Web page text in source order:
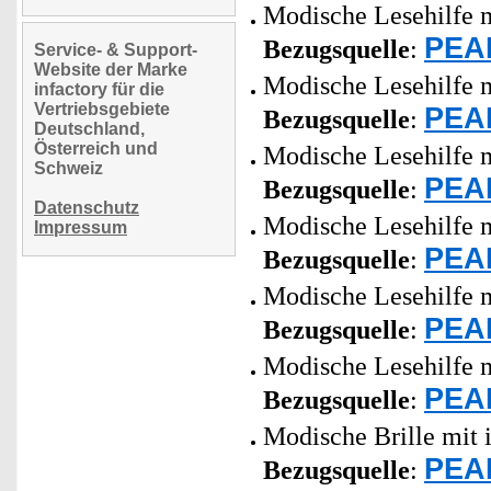
Service- & Support-
Website der Marke
infactory für die
Vertriebsgebiete
Deutschland,
Österreich und
Schweiz
Datenschutz
Impressum
Modische Lesehilfe
Bezugsquelle:
Modische Lesehilfe
Bezugsquelle:
Modische Lesehilfe
Bezugsquelle:
Modische Lesehilfe
Bezugsquelle:
Modische Lesehilfe
Bezugsquelle:
Modische Lesehilfe
Bezugsquelle:
Modische Brille mit
Bezugsquelle: